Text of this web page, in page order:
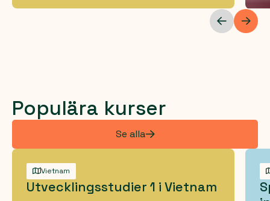
Populära kurser
Se alla
Vietnam
Utvecklingsstudier 1 i Vietnam